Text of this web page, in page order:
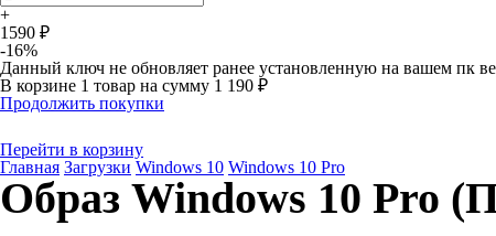
+
1590 ₽
-16%
Данный ключ не обновляет ранее установленную на вашем пк
В корзине 1 товар на сумму 1 190 ₽
Продолжить покупки
Перейти в корзину
Главная Загрузки Windows 10 Windows 10 Pro
Образ Windows 10 Pro